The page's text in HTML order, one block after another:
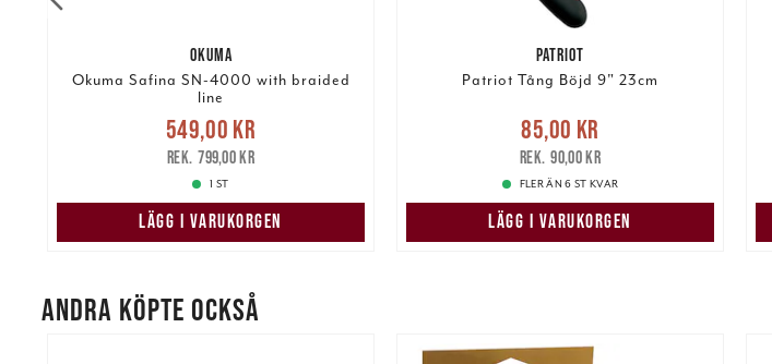
OKUMA
Okuma Safina SN-4000 with braided
line
Nuvarande pris
Tidigare pris
549,00 kr
799,00 kr
1 ST
LÄGG I VARUKORGEN
PATRIOT
Patriot Tång Böjd 9" 23cm
Nuvarande pris:85,00 kr
pris:90,00 kr
85,00 kr
90,00 kr
FLER ÄN 6 ST KVAR
LÄGG I VARUKORGEN
ANDRA KÖPTE OCKSÅ